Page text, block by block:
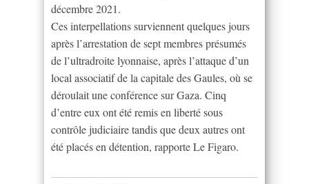
décembre 2021.
Ces interpellations surviennent quelques jours
après l’arrestation de sept membres présumés
de l’ultradroite lyonnaise, après l’attaque d’un
local associatif de la capitale des Gaules, où se
déroulait une conférence sur Gaza. Cinq
d’entre eux ont été remis en liberté sous
contrôle judiciaire tandis que deux autres ont
été placés en détention, rapporte Le Figaro.